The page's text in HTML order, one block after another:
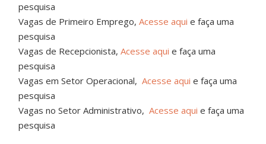
pesquisa
Vagas de Primeiro Emprego,Acesse aqui e faça uma
pesquisa
Vagas de Recepcionista,Acesse aqui e faça uma
pesquisa
Vagas em Setor Operacional,Acesse aqui e faça uma
pesquisa
Vagas no Setor Administrativo,Acesse aqui e faça uma
pesquisa